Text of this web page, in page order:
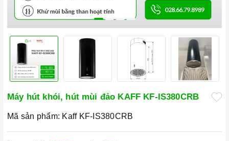
Máy hút khói, hút mùi đảo KAFF KF-IS380CRB
Mã sản phẩm: Kaff KF-IS380CRB